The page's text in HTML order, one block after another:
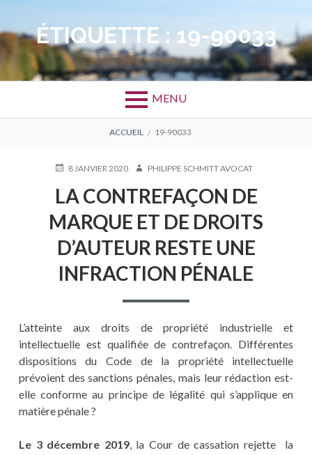
contenuÉTIQUETTE : 19-90033
MENU
D'ARIANE
ACCUEIL 19-90033
PUBLIÉ8 JANVIER 2020 AUTEURPHILIPPE SCHMITT AVOCAT
LA CONTREFAÇON DE
MARQUE ET DE DROITS
D’AUTEUR RESTE UNE
INFRACTION PÉNALE
L’atteinte aux droits de propriété industrielle et
intellectuelle est qualifiée de contrefaçon. Différentes
dispositions du Code de la propriété intellectuelle
prévoient des sanctions pénales, mais leur rédaction est-
elle conforme au principe de légalité qui s’applique en
matière pénale ?
Le 3 décembre 2019, la Cour de cassation rejette la